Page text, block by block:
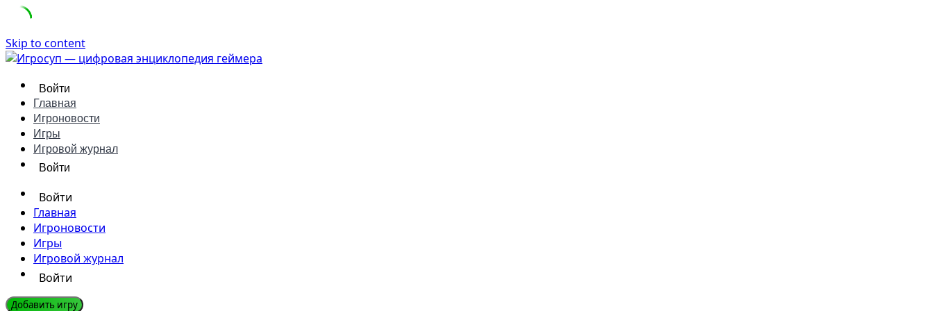
Skip to content
Войти
Главная
Игроновости
Игры
Игровой журнал
Войти
Войти
Главная
Игроновости
Игры
Игровой журнал
Войти
Добавить игру